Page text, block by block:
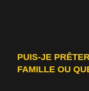
PUIS-JE
FAMILLE OU